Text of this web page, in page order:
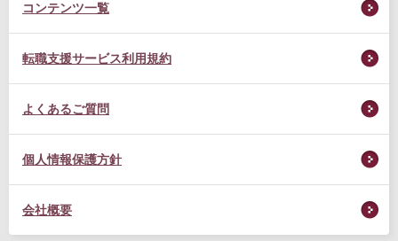
コンテンツ一覧
転職支援サービス利用規約
よくあるご質問
個人情報保護方針
会社概要